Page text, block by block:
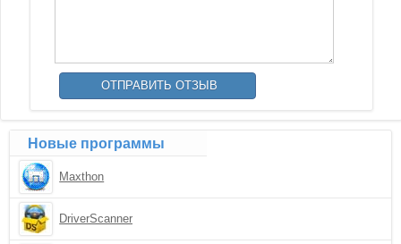
Новые программы
Maxthon
DriverScanner